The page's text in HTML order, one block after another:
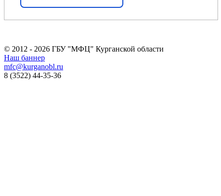
© 2012 - 2026 ГБУ "МФЦ" Курганской области
Наш баннер
mfc@kurganobl.ru
8 (3522) 44-35-36